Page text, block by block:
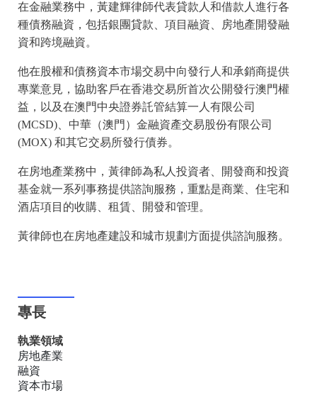
在金融業務中，黃建輝律師代表貸款人和借款人進行各
種債務融資，包括銀團貸款、項目融資、房地產開發融
資和跨境融資。
他在股權和債務資本市場交易中向發行人和承銷商提供
專業意見，協助客戶在香港交易所首次公開發行澳門權
益，以及在澳門中央證券託管結算一人有限公司
(MCSD)、中華（澳門）金融資產交易股份有限公司
(MOX) 和其它交易所發行債券。
在房地產業務中，黃律師為私人投資者、開發商和投資
基金就一系列事務提供諮詢服務，重點是商業、住宅和
酒店項目的收購、租賃、開發和管理。
黃律師也在房地產建設和城市規劃方面提供諮詢服務。
專長
執業領域
房地產業
融資
資本市場